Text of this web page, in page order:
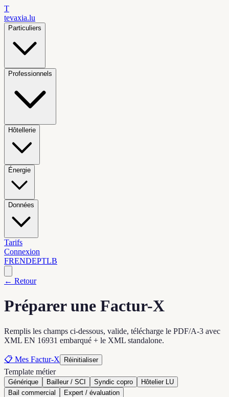
T
tevaxia.lu
Particuliers
Professionnels
Hôtellerie
Énergie
Données
Tarifs
Connexion
FRENDEPTLB
← Retour
Préparer une Factur-X
Remplis les champs ci-dessous, valide, télécharge le PDF/A-3 avec
XML EN 16931 embarqué + le XML standalone.
📋 Mes Factur-X Réinitialiser
Template métier
Générique Bailleur / SCI Syndic copro
Hôtelier LU
Bail commercial
Expert / évaluation